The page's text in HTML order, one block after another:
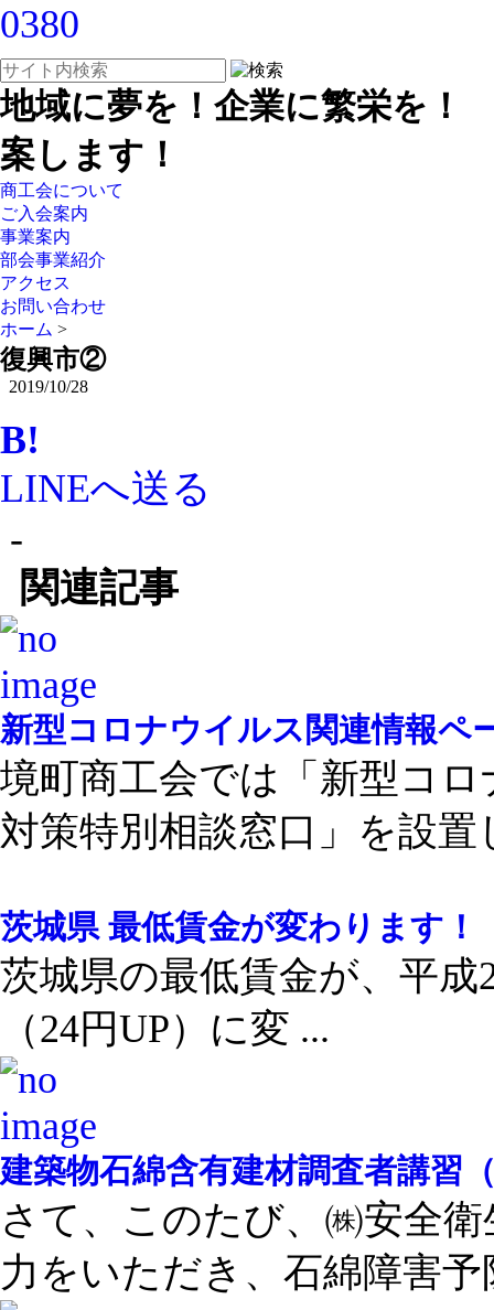
地域に夢を！企業に繁栄を
案します！
商工会について
ご入会案内
事業案内
部会事業紹介
アクセス
お問い合わせ
ホーム >
復興市②
2019/10/28
B!
LINEへ送る
-
関連記事
新型コロナウイルス関連情報ペ
境町商工会では「新型コ
対策特別相談窓口」を設置
茨城県 最低賃金が変わります！
茨城県の最低賃金が、平成
（24円UP）に変 ...
建築物石綿含有建材調査者講習
さて、このたび、㈱安全
力をいただき、石綿障害予